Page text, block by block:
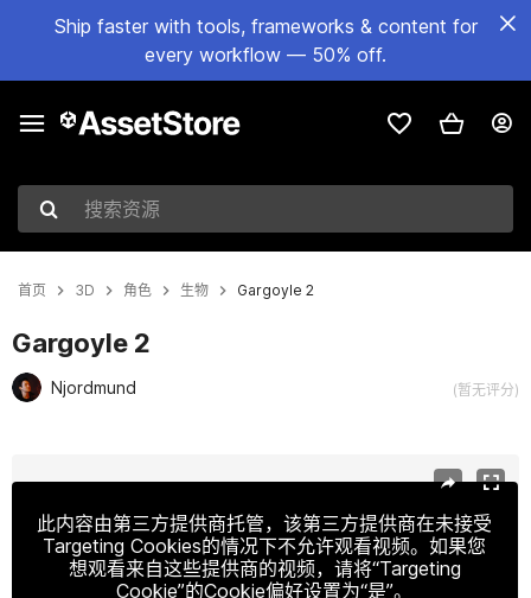
Ship faster with tools, frameworks & content for
every workflow — 50% off.
搜索资源
首页 3D 角色 生物 Gargoyle 2
Gargoyle 2
Njordmund (暂无评分)
此内容由第三方提供商托管，该第三方提供商在未接受
Targeting Cookies的情况下不允许观看视频。如果您
想观看来自这些提供商的视频，请将“Targeting
Cookie”的Cookie偏好设置为“是”。